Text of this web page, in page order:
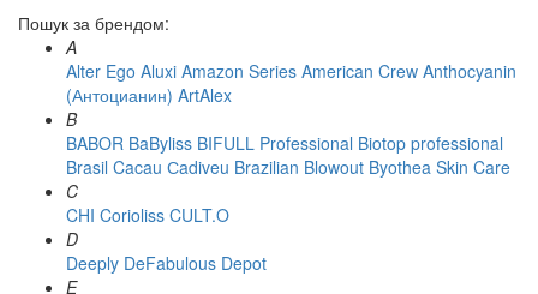
Пошук за брендом:
A
Alter Ego Aluxi Amazon Series American Crew Anthocyanin
(Антоцианин) ArtAlex
B
BABOR BaByliss BIFULL Professional Biotop professional
Brasil Cacau Сadiveu Brazilian Blowout Byothea Skin Care
C
CHI Corioliss CULT.O
D
Deeply DeFabulous Depot
E